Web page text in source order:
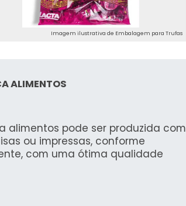
a AURUM.
Imagem ilustrativa de Embalagem para Trufas
ALIMENTOS
alimentos pode ser produzida com
ou impressas, conforme
com uma ótima qualidade